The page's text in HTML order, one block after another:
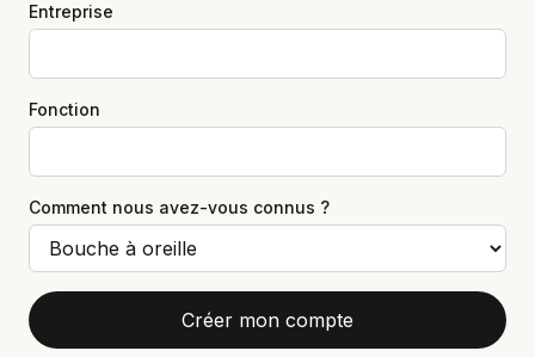
Entreprise
Fonction
Comment nous avez-vous connus ?
Créer mon compte